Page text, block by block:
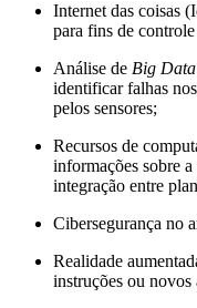
Internet das coisas
para fins de
Análise de Big Data
identificar falhas
pelos sensores;
Recursos de
informações sobre
integração entre
Cibersegurança no
Realidade
instruções ou novos